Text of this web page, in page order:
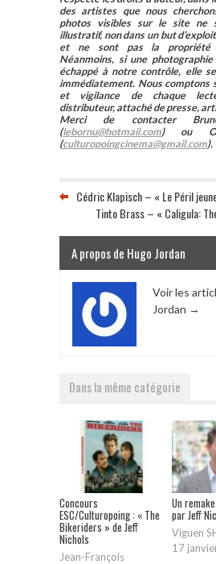
des artistes que nous
photos visibles sur le site ne
illustratif, non dans un but
et ne sont pas la propriété
Néanmoins, si une
échappé à notre contrôle, elle
immédiatement. Nous comptons
et vigilance de chaque
distributeur, attaché de presse,
Merci de contacter Bruno
(lebornu@hotmail.com) ou
(culturopoingcinema@gmail.com).
Cédric Klapisch – « Le Péril
Tinto Brass – « Caligula:
A propos de Hugo Jordan
Voir les
Jordan →
Dans la même catégorie
Concours
ESC/Culturopoing : « The
Bikeriders » de Jeff
Nichols
Jean-François
Un remake
par Jeff
Viguen
17